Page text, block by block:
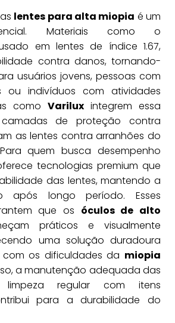
lentes para alta miopia é um
Materiais como o
em lentes de índice 1.67,
contra danos, tornando-
usuários jovens, pessoas com
ou indivíduos com atividades
como Varilux integrem essa
de proteção contra
as lentes contra arranhões do
quem busca desempenho
tecnologias premium que
das lentes, mantendo a
após longo período. Esses
que os óculos de alto
práticos e visualmente
uma solução duradoura
os dificuldades da miopia
a manutenção adequada das
regular com itens
para a durabilidade do